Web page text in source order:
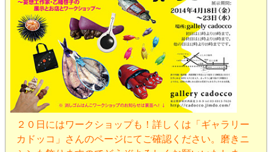
２０日にはワークショップも！詳しくは「ギャラリー
カドッコ」さんのページにてご確認ください。磨きニ